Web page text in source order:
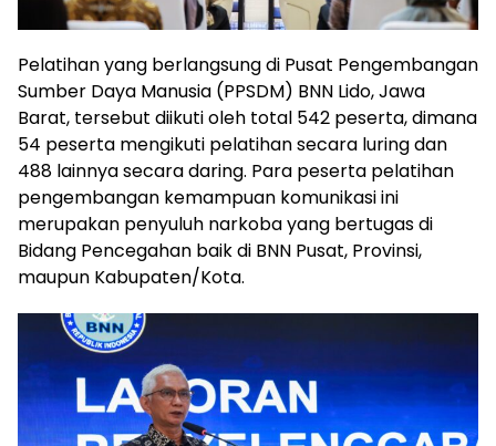
Pelatihan yang berlangsung di Pusat Pengembangan
Sumber Daya Manusia (PPSDM) BNN Lido, Jawa
Barat, tersebut diikuti oleh total 542 peserta, dimana
54 peserta mengikuti pelatihan secara luring dan
488 lainnya secara daring. Para peserta pelatihan
pengembangan kemampuan komunikasi ini
merupakan penyuluh narkoba yang bertugas di
Bidang Pencegahan baik di BNN Pusat, Provinsi,
maupun Kabupaten/Kota.